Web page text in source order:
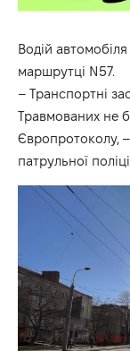
Водій
маршрутці N57.
– Транспортні
Травмованих не
Європротоколу,
патрульної